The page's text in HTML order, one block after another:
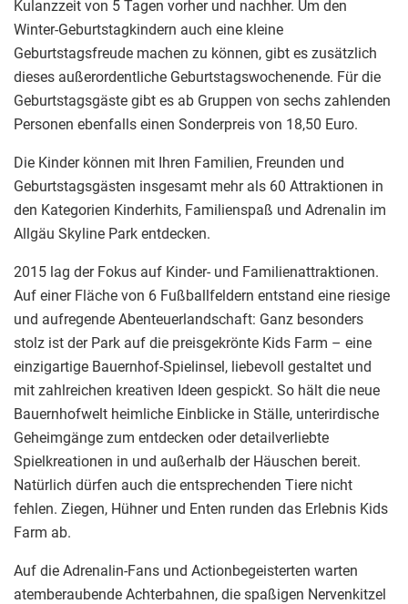
Kulanzzeit von 5 Tagen vorher und nachher. Um den
Winter-Geburtstagkindern auch eine kleine
Geburtstagsfreude machen zu können, gibt es zusätzlich
dieses außerordentliche Geburtstagswochenende. Für die
Geburtstagsgäste gibt es ab Gruppen von sechs zahlenden
Personen ebenfalls einen Sonderpreis von 18,50 Euro.
Die Kinder können mit Ihren Familien, Freunden und
Geburtstagsgästen insgesamt mehr als 60 Attraktionen in
den Kategorien Kinderhits, Familienspaß und Adrenalin im
Allgäu Skyline Park entdecken.
2015 lag der Fokus auf Kinder- und Familienattraktionen.
Auf einer Fläche von 6 Fußballfeldern entstand eine riesige
und aufregende Abenteuerlandschaft: Ganz besonders
stolz ist der Park auf die preisgekrönte Kids Farm – eine
einzigartige Bauernhof-Spielinsel, liebevoll gestaltet und
mit zahlreichen kreativen Ideen gespickt. So hält die neue
Bauernhofwelt heimliche Einblicke in Ställe, unterirdische
Geheimgänge zum entdecken oder detailverliebte
Spielkreationen in und außerhalb der Häuschen bereit.
Natürlich dürfen auch die entsprechenden Tiere nicht
fehlen. Ziegen, Hühner und Enten runden das Erlebnis Kids
Farm ab.
Auf die Adrenalin-Fans und Actionbegeisterten warten
atemberaubende Achterbahnen, die spaßigen Nervenkitzel